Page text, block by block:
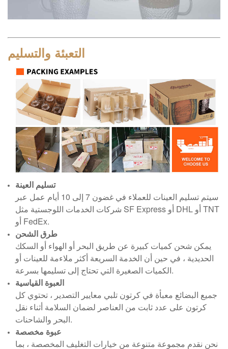
التعبئة والتسليم
تسليم العينة
سيتم تسليم العينات للعملاء في غضون 7 إلى 10 أيام عمل عبر
شركات الخدمات اللوجستية مثل SF Express أو DHL أو TNT
أو FedEx.
طرق الشحن
يمكن شحن كميات كبيرة عن طريق البحر أو الهواء أو السكك
الحديدية ، في حين أن الخدمة السريعة أكثر ملاءمة للعينات أو
الكميات الصغيرة التي تحتاج إلى تسليمها بسرعة.
العبوة القياسية
جميع البضائع معبأة في كرتون تلبي معايير التصدير ، تحتوي كل
كرتون على عدد ثابت من العناصر لضمان السلامة أثناء نقل
البحر والشاحنات.
عبوة مخصصة
نحن نقدم مجموعة متنوعة من خيارات التغليف المخصصة ، بما